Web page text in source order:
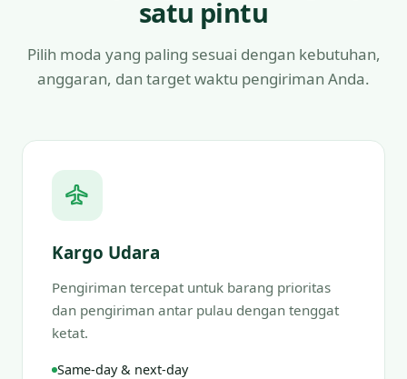
satu pintu
Pilih moda yang paling sesuai dengan kebutuhan,
anggaran, dan target waktu pengiriman Anda.
Kargo Udara
Pengiriman tercepat untuk barang prioritas
dan pengiriman antar pulau dengan tenggat
ketat.
Same-day & next-day